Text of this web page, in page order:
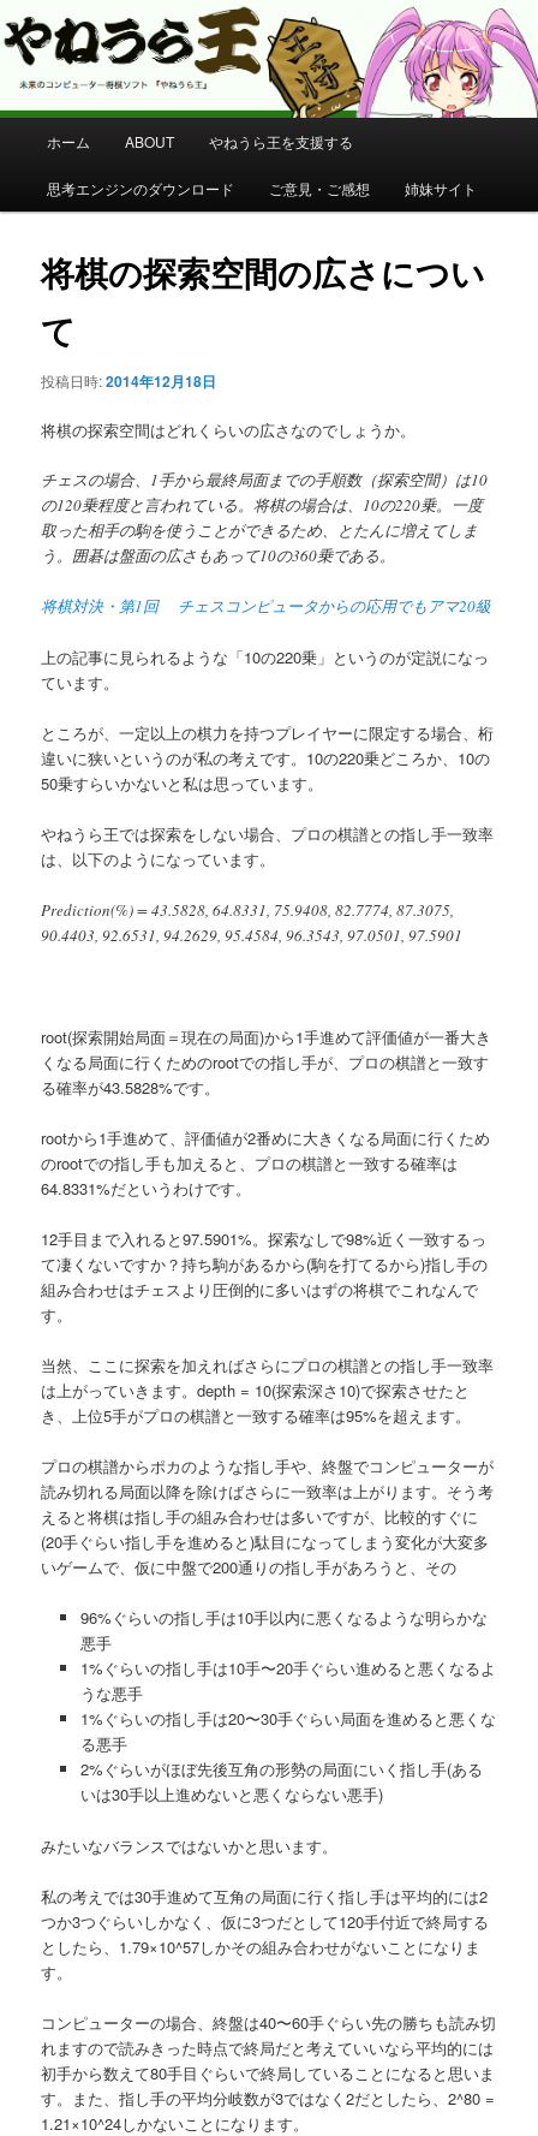
やねうら王 公式サイト
コンピューター将棋 やねうら王 公式サイト
メ
メ
イ
コ
ン
ツ
へ
移
動
ホーム ABOUT やねうら王を支援する
思考エンジンのダウンロード ご意見・ご感想 姉妹サイト
将棋の探索空間の広さについ
て
投稿日時:2014年12月18日
将棋の探索空間はどれくらいの広さなのでしょうか。
チェスの場合、1手から最終局面までの手順数（探索空間）は10
の120乗程度と言われている。将棋の場合は、10の220乗。一度
取った相手の駒を使うことができるため、とたんに増えてしま
う。囲碁は盤面の広さもあって10の360乗である。
将棋対決・第1回 チェスコンピュータからの応用でもアマ20級
上の記事に見られるような「10の220乗」というのが定説になっ
ています。
ところが、一定以上の棋力を持つプレイヤーに限定する場合、桁
違いに狭いというのが私の考えです。10の220乗どころか、10の
50乗すらいかないと私は思っています。
やねうら王では探索をしない場合、プロの棋譜との指し手一致率
は、以下のようになっています。
Prediction(%) = 43.5828, 64.8331, 75.9408, 82.7774, 87.3075,
90.4403, 92.6531, 94.2629, 95.4584, 96.3543, 97.0501, 97.5901
root(探索開始局面＝現在の局面)から1手進めて評価値が一番大き
くなる局面に行くためのrootでの指し手が、プロの棋譜と一致す
る確率が43.5828%です。
rootから1手進めて、評価値が2番めに大きくなる局面に行くため
のrootでの指し手も加えると、プロの棋譜と一致する確率は
64.8331%だというわけです。
12手目まで入れると97.5901%。探索なしで98%近く一致するっ
て凄くないですか？持ち駒があるから(駒を打てるから)指し手の
組み合わせはチェスより圧倒的に多いはずの将棋でこれなんで
す。
当然、ここに探索を加えればさらにプロの棋譜との指し手一致率
は上がっていきます。depth = 10(探索深さ10)で探索させたと
き、上位5手がプロの棋譜と一致する確率は95%を超えます。
プロの棋譜からポカのような指し手や、終盤でコンピューターが
読み切れる局面以降を除けばさらに一致率は上がります。そう考
えると将棋は指し手の組み合わせは多いですが、比較的すぐに
(20手ぐらい指し手を進めると)駄目になってしまう変化が大変多
いゲームで、仮に中盤で200通りの指し手があろうと、その
96%ぐらいの指し手は10手以内に悪くなるような明らかな
悪手
1%ぐらいの指し手は10手〜20手ぐらい進めると悪くなるよ
うな悪手
1%ぐらいの指し手は20〜30手ぐらい局面を進めると悪くな
る悪手
2%ぐらいがほぼ先後互角の形勢の局面にいく指し手(ある
いは30手以上進めないと悪くならない悪手)
みたいなバランスではないかと思います。
私の考えでは30手進めて互角の局面に行く指し手は平均的には2
つか3つぐらいしかなく、仮に3つだとして120手付近で終局する
としたら、1.79×10^57しかその組み合わせがないことになりま
す。
コンピューターの場合、終盤は40〜60手ぐらい先の勝ちも読み切
れますので読みきった時点で終局だと考えていいなら平均的には
初手から数えて80手目ぐらいで終局していることになると思いま
す。また、指し手の平均分岐数が3ではなく2だとしたら、2^80 =
1.21×10^24しかないことになります。